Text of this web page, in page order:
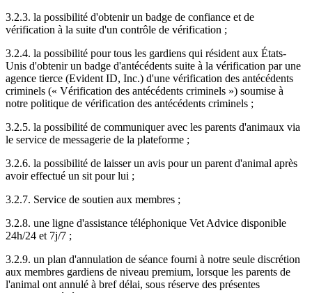
3.2.3. la possibilité d'obtenir un badge de confiance et de
vérification à la suite d'un contrôle de vérification ;
3.2.4. la possibilité pour tous les gardiens qui résident aux États-
Unis d'obtenir un badge d'antécédents suite à la vérification par une
agence tierce (Evident ID, Inc.) d'une vérification des antécédents
criminels (« Vérification des antécédents criminels ») soumise à
notre politique de vérification des antécédents criminels ;
3.2.5. la possibilité de communiquer avec les parents d'animaux via
le service de messagerie de la plateforme ;
3.2.6. la possibilité de laisser un avis pour un parent d'animal après
avoir effectué un sit pour lui ;
3.2.7. Service de soutien aux membres ;
3.2.8. une ligne d'assistance téléphonique Vet Advice disponible
24h/24 et 7j/7 ;
3.2.9. un plan d'annulation de séance fourni à notre seule discrétion
aux membres gardiens de niveau premium, lorsque les parents de
l'animal ont annulé à bref délai, sous réserve des présentes